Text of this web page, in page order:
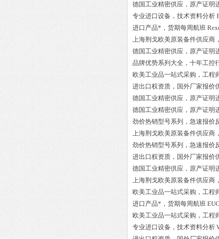
德国工业精密供应，原产证明
专业进口设备，技术资料分析
进口产品*，货期每周航班
上海荆戈欧美原装备件供应商
德国工业精密供应，原产证明
品牌优势系列大全，十年工控
欧美工业品一站式采购，工程
进出口权资质，国外厂家报价
德国工业精密供应，原产证明
德国工业精密供应，原产证明
劲价热销型号系列，急速报价
上海荆戈欧美原装备件供应商
劲价热销型号系列，急速报价
进出口权资质，国外厂家报价
德国工业精密供应，原产证明
上海荆戈欧美原装备件供应商
欧美工业品一站式采购，工程
进口产品*，货期每周航班
欧美工业品一站式采购，工程
专业进口设备，技术资料分析